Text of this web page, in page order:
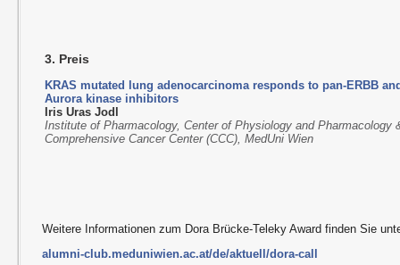
3. Preis
KRAS mutated lung adenocarcinoma responds to pan-ERBB
Aurora kinase inhibitors
Iris Uras Jodl
Institute of Pharmacology, Center of Physiology and Pharmacology
Comprehensive Cancer Center (CCC), MedUni Wien
Weitere Informationen zum Dora Brücke-Teleky Award finden Sie
alumni-club.meduniwien.ac.at/de/aktuell/dora-call